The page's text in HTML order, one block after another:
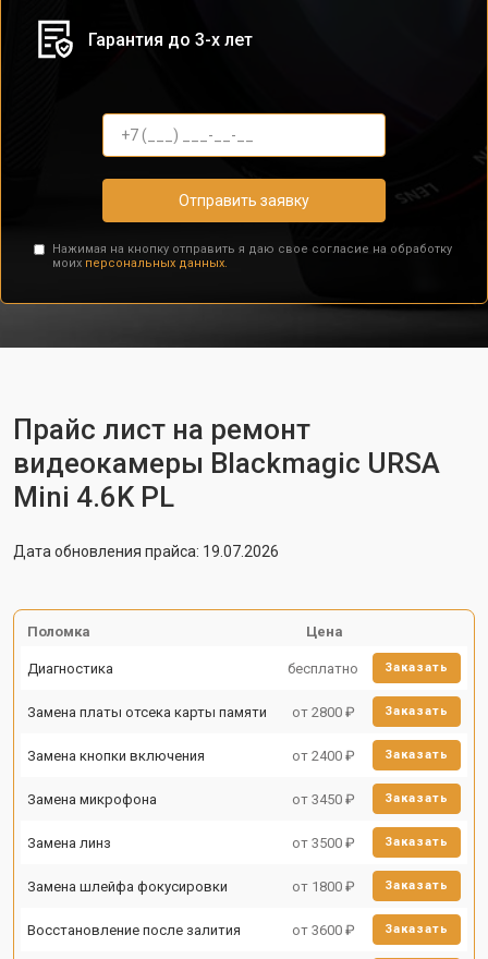
Гарантия до 3-х лет
Отправить заявку
Нажимая на кнопку отправить я даю свое согласие на обработку
моих персональных данных.
Прайс лист на ремонт
видеокамеры Blackmagic URSA
Mini 4.6K PL
Дата обновления прайса: 19.07.2026
Поломка Цена
Диагностика бесплатно Заказать
Замена платы отсека карты памяти от 2800 ₽ Заказать
Замена кнопки включения от 2400 ₽ Заказать
Замена микрофона от 3450 ₽ Заказать
Замена линз от 3500 ₽ Заказать
Замена шлейфа фокусировки от 1800 ₽ Заказать
Восстановление после залития от 3600 ₽ Заказать